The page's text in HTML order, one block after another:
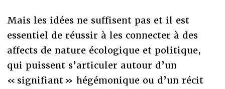
Mais les idées ne suffisent pas et il est
essentiel de réussir à les connecter à des
affects de nature écologique et politique,
qui puissent s’articuler autour d’un
« signifiant » hégémonique ou d’un récit